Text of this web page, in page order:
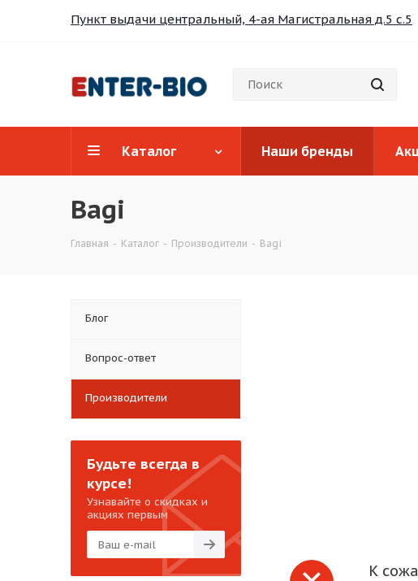
Пункт выдачи центральный, 4-ая Магистральная д.5 с.5
Каталог Наши бренды
Bagi
Главная - Каталог - Производители - Bagi
К
Блог
Вопрос-ответ
Производители
Будьте всегда в
курсе!
Узнавайте о скидках и
акциях первым